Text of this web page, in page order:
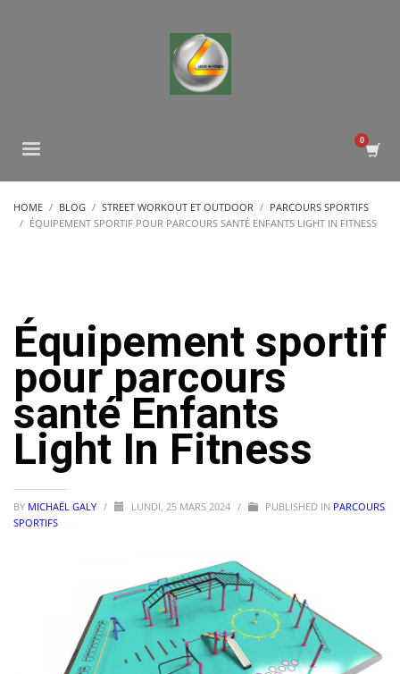
HOME BLOG STREET WORKOUT ET OUTDOOR
PARCOURS SPORTIFS
ÉQUIPEMENT SPORTIF POUR PARCOURS SANTÉ ENFANTS LIGHT IN FITNESS
Équipement sportif
pour parcours
santé Enfants
Light In Fitness
BY MICHAËL GALY / LUNDI, 25 MARS 2024 / PUBLISHED IN PARCOURS
SPORTIFS